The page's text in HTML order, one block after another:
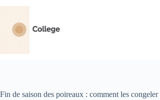
contenu
Fin de saison des poireaux : comment les